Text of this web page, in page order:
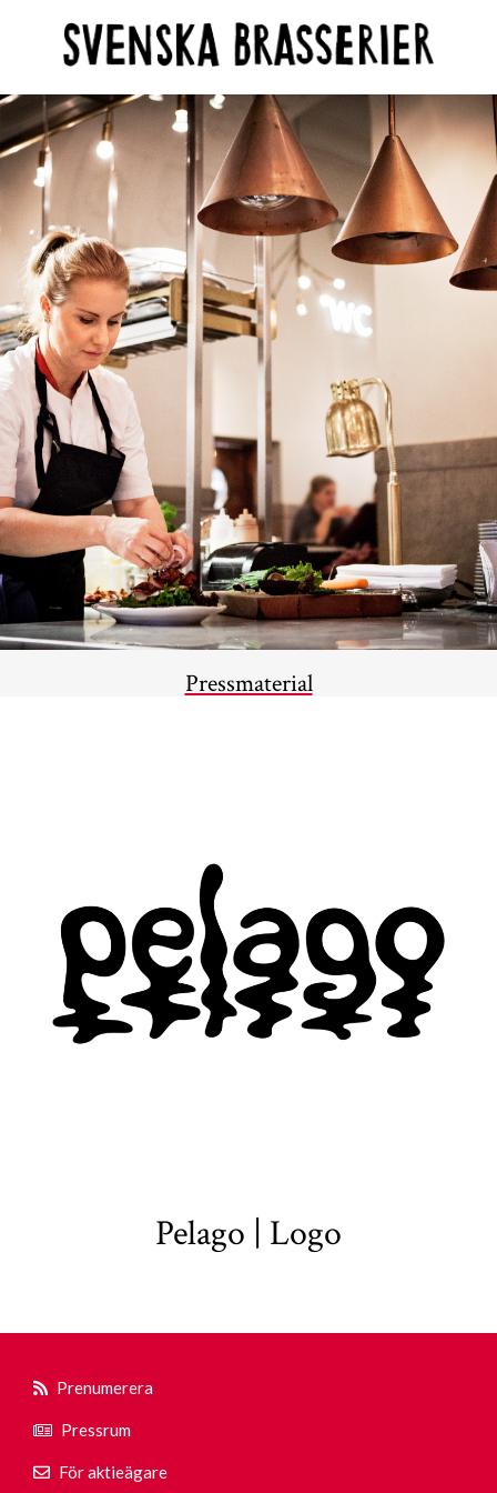
Pressmaterial
Pelago | Logo
Prenumerera
Pressrum
För aktieägare